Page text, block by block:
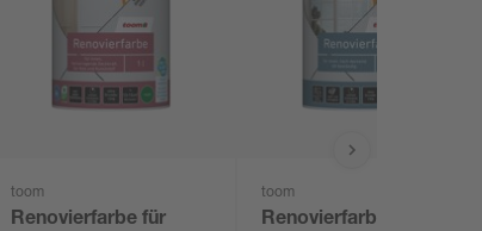
toom
Renovierfarbe für
toom
Renovierfarbe für